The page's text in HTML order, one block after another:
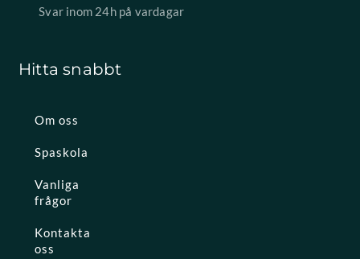
Svar inom 24h på vardagar
Hitta snabbt
Om oss
Spaskola
Vanliga
frågor
Kontakta
oss